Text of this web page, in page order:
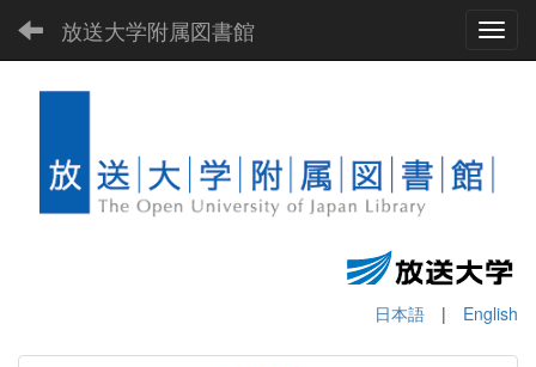
放送大学附属図書館
日本語 | English